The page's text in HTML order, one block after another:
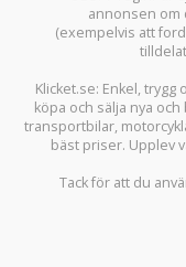
annonsen om
(exempelvis att
Klicket.se: Enkel, trygg
köpa och sälja nya och
transportbilar,
bäst priser. Upplev
Tack för att du